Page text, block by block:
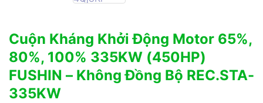
Cuộn Kháng Khởi Động Motor 65%,
80%, 100% 335KW (450HP)
FUSHIN – Không Đồng Bộ REC.STA-
335KW